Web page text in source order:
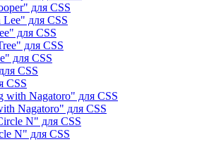
для CSS
для CSS
для CSS
CSS
Nagatoro" для CSS
N" для CSS